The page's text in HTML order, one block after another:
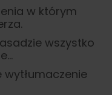
w którym
wszystko
wytłumaczenie